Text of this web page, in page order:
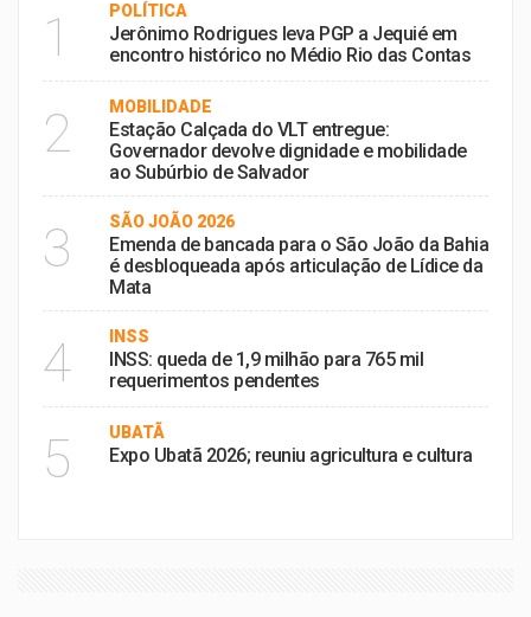
1 POLÍTICA
Jerônimo Rodrigues leva PGP a Jequié em
encontro histórico no Médio Rio das Contas
2 MOBILIDADE
Estação Calçada do VLT entregue:
Governador devolve dignidade e mobilidade
ao Subúrbio de Salvador
3 SÃO JOÃO 2026
Emenda de bancada para o São João da Bahia
é desbloqueada após articulação de Lídice da
Mata
4 INSS
INSS: queda de 1,9 milhão para 765 mil
requerimentos pendentes
5 UBATÃ
Expo Ubatã 2026; reuniu agricultura e cultura